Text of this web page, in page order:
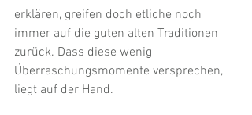
erklären, greifen doch etliche noch
immer auf die guten alten Traditionen
zurück. Dass diese wenig
Überraschungsmomente versprechen,
liegt auf der Hand.